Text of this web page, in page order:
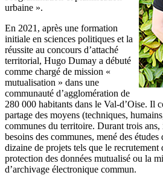
urbaine ».
En 2021, après une formation
initiale en sciences politiques et la
réussite au concours d’attaché
territorial, Hugo Dumay a débuté
comme chargé de mission «
mutualisation » dans une
communauté d’agglomération de
280 000 habitants dans le Val-d’Oise. Il
partage des moyens (techniques,
communes du territoire. Durant trois
besoins des communes, mené des
dizaine de projets tels que le recrutement
protection des données mutualisé ou la
d’archivage électronique commun.